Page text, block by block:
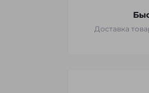
Доставка